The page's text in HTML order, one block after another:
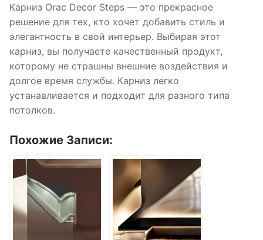
Карниз Orac Decor Steps — это прекрасное
решение для тех, кто хочет добавить стиль и
элегантность в свой интерьер. Выбирая этот
карниз, вы получаете качественный продукт,
которому не страшны внешние воздействия и
долгое время службы. Карниз легко
устанавливается и подходит для разного типа
потолков.
Похожие Записи: